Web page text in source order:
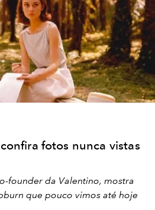
fotos nunca vistas
founder da Valentino, mostra
que pouco vimos até hoje